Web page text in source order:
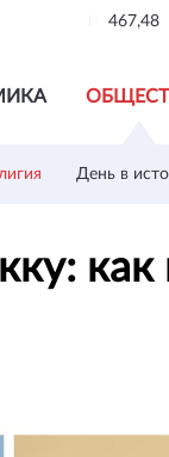
467,48
День в